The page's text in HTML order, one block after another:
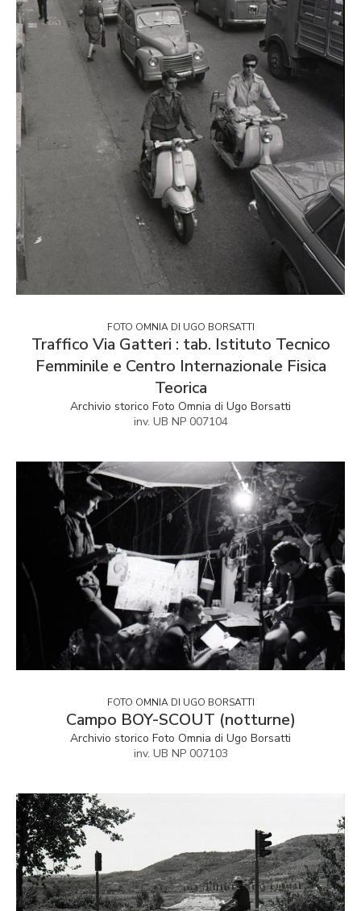
FOTO OMNIA DI UGO BORSATTI
Traffico Via Gatteri : tab. Istituto Tecnico
Femminile e Centro Internazionale Fisica
Teorica
Archivio storico Foto Omnia di Ugo Borsatti
inv. UB NP 007104
FOTO OMNIA DI UGO BORSATTI
Campo BOY-SCOUT (notturne)
Archivio storico Foto Omnia di Ugo Borsatti
inv. UB NP 007103